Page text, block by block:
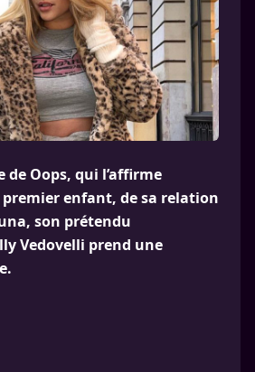
de Oops, qui l’affirme
enfant, de sa relation
son prétendu
Vedovelli prend une